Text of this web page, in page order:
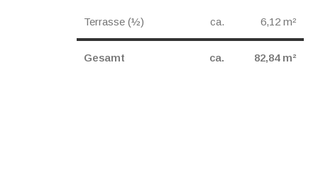
Terrasse (½) ca. 6,12 m²
Gesamt ca. 82,84 m²